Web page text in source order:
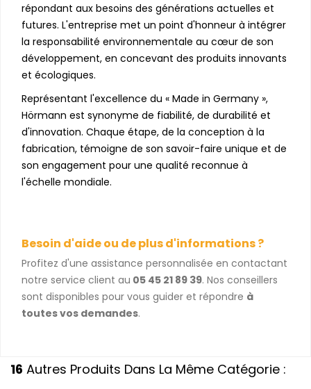
répondant aux besoins des générations actuelles et
futures. L'entreprise met un point d'honneur à intégrer
la responsabilité environnementale au cœur de son
développement, en concevant des produits innovants
et écologiques.
Représentant l'excellence du « Made in Germany »,
Hörmann est synonyme de fiabilité, de durabilité et
d'innovation. Chaque étape, de la conception à la
fabrication, témoigne de son savoir-faire unique et de
son engagement pour une qualité reconnue à
l'échelle mondiale.
Besoin d'aide ou de plus d'informations ?
Profitez d'une assistance personnalisée en contactant
notre service client au 05 45 21 89 39. Nos conseillers
sont disponibles pour vous guider et répondre à
toutes vos demandes.
16 Autres Produits Dans La Même Catégorie :